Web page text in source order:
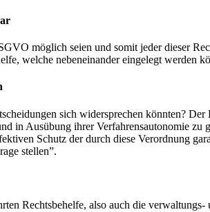
möglich seien und somit jeder dieser
welche nebeneinander eingelegt werden
sich widersprechen könnten? Der
in Ausübung ihrer Verfahrensautonomie
Schutz der durch diese Verordnung
stellen”.
Rechtsbehelfe, also auch die